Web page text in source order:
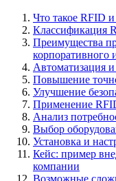
Что такое RFID и
Классификация
Преимущества
корпоративного
Автоматизация и
Повышение
Улучшение
Применение
Анализ
Выбор
Установка и
Кейс: пример
компании
Возможные